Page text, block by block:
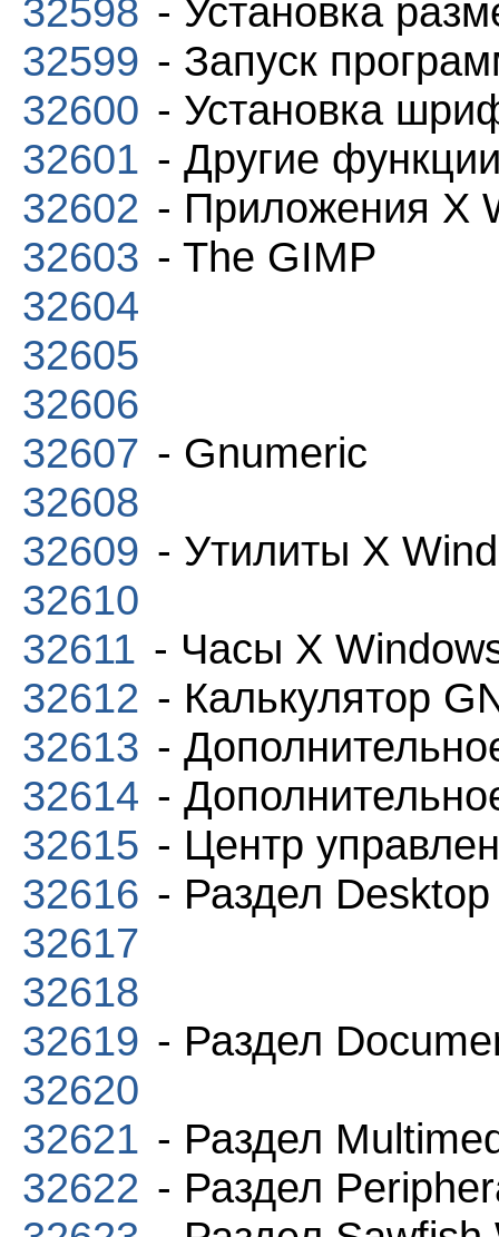
32598 - Установка
32599 - Запуск
32600 - Установка
32601 - Другие
32602 - Приложения X
32603 - The GIMP
32604
32605
32606
32607 - Gnumeric
32608
32609 - Утилиты X
32610
32611 - Часы X
32612 - Калькулятор
32613 -
32614 -
32615 - Центр
32616 - Раздел Desktop
32617
32618
32619 - Раздел
32620
32621 - Раздел
32622 - Раздел